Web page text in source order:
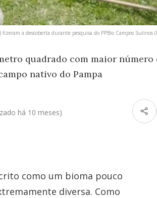
a descoberta durante pesquisa do PPBio Campos Sulinos
quadrado com maior
nativo do Pampa
há 10 meses)
como um bioma pouco
diversa. Como